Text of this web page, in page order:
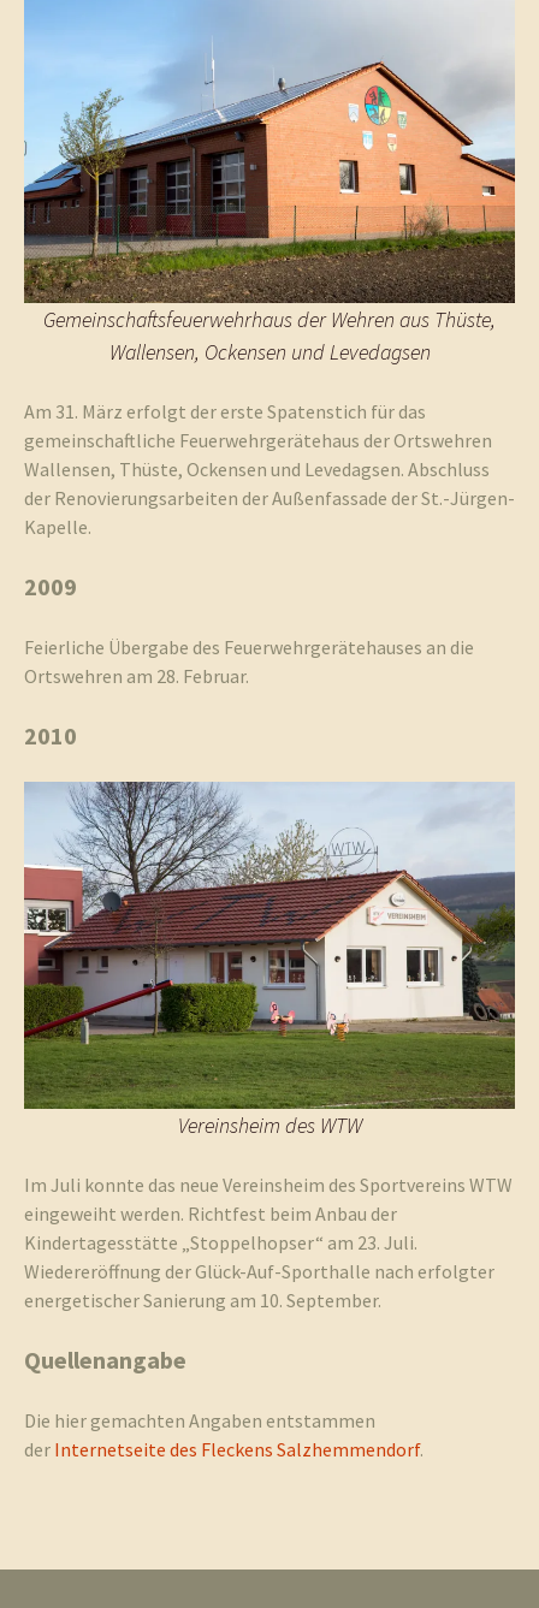
Gemeinschaftsfeuerwehrhaus der Wehren aus Thüste,
Wallensen, Ockensen und Levedagsen
Am 31. März erfolgt der erste Spatenstich für das
gemeinschaftliche Feuerwehrgerätehaus der Ortswehren
Wallensen, Thüste, Ockensen und Levedagsen. Abschluss
der Renovierungsarbeiten der Außenfassade der St.-Jürgen-
Kapelle.
2009
Feierliche Übergabe des Feuerwehrgerätehauses an die
Ortswehren am 28. Februar.
2010
Vereinsheim des WTW
Im Juli konnte das neue Vereinsheim des Sportvereins WTW
eingeweiht werden. Richtfest beim Anbau der
Kindertagesstätte „Stoppelhopser“ am 23. Juli.
Wiedereröffnung der Glück-Auf-Sporthalle nach erfolgter
energetischer Sanierung am 10. September.
Quellenangabe
Die hier gemachten Angaben entstammen
der Internetseite des Fleckens Salzhemmendorf.